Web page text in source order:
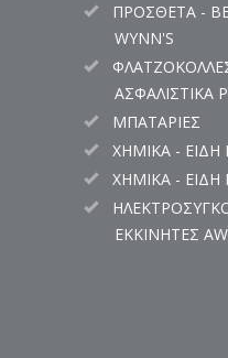
ΠΡΟΣΘΕΤΑ -
WYNN'S
ΑΣΦΑΛΙΣΤΙΚΑ
ΜΠΑΤΑΡΙΕΣ
ΧΗΜΙΚΑ - ΕΙΔΗ
ΧΗΜΙΚΑ - ΕΙΔΗ
ΕΚΚΙΝΗΤΕΣ